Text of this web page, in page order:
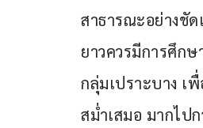
สาธารณะอย่างชั
ยาวควรมีการศึก
กลุ่มเปราะบาง เ
สม่ำเสมอ มากไป